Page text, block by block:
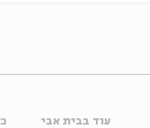
עוד בבית אבי